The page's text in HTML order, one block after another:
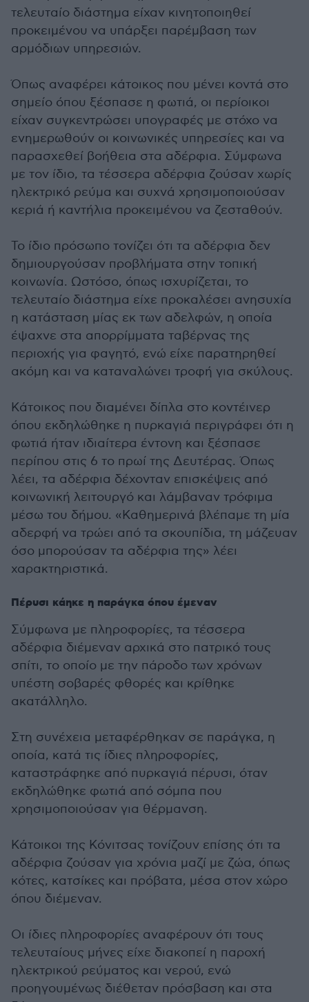
τελευταίο διάστημα είχαν κινητοποιηθεί
προκειμένου να υπάρξει παρέμβαση των
αρμόδιων υπηρεσιών.
Όπως αναφέρει κάτοικος που μένει κοντά στο
σημείο όπου ξέσπασε η φωτιά, οι περίοικοι
είχαν συγκεντρώσει υπογραφές με στόχο να
ενημερωθούν οι κοινωνικές υπηρεσίες και να
παρασχεθεί βοήθεια στα αδέρφια. Σύμφωνα
με τον ίδιο, τα τέσσερα αδέρφια ζούσαν χωρίς
ηλεκτρικό ρεύμα και συχνά χρησιμοποιούσαν
κεριά ή καντήλια προκειμένου να ζεσταθούν.
Το ίδιο πρόσωπο τονίζει ότι τα αδέρφια δεν
δημιουργούσαν προβλήματα στην τοπική
κοινωνία. Ωστόσο, όπως ισχυρίζεται, το
τελευταίο διάστημα είχε προκαλέσει ανησυχία
η κατάσταση μίας εκ των αδελφών, η οποία
έψαχνε στα απορρίμματα ταβέρνας της
περιοχής για φαγητό, ενώ είχε παρατηρηθεί
ακόμη και να καταναλώνει τροφή για σκύλους.
Κάτοικος που διαμένει δίπλα στο κοντέινερ
όπου εκδηλώθηκε η πυρκαγιά περιγράφει ότι η
φωτιά ήταν ιδιαίτερα έντονη και ξέσπασε
περίπου στις 6 το πρωί της Δευτέρας. Όπως
λέει, τα αδέρφια δέχονταν επισκέψεις από
κοινωνική λειτουργό και λάμβαναν τρόφιμα
μέσω του δήμου. «Καθημερινά βλέπαμε τη μία
αδερφή να τρώει από τα σκουπίδια, τη μάζευαν
όσο μπορούσαν τα αδέρφια της» λέει
χαρακτηριστικά.
Πέρυσι κάηκε η παράγκα όπου έμεναν
Σύμφωνα με πληροφορίες, τα τέσσερα
αδέρφια διέμεναν αρχικά στο πατρικό τους
σπίτι, το οποίο με την πάροδο των χρόνων
υπέστη σοβαρές φθορές και κρίθηκε
ακατάλληλο.
Στη συνέχεια μεταφέρθηκαν σε παράγκα, η
οποία, κατά τις ίδιες πληροφορίες,
καταστράφηκε από πυρκαγιά πέρυσι, όταν
εκδηλώθηκε φωτιά από σόμπα που
χρησιμοποιούσαν για θέρμανση.
Κάτοικοι της Κόνιτσας τονίζουν επίσης ότι τα
αδέρφια ζούσαν για χρόνια μαζί με ζώα, όπως
κότες, κατσίκες και πρόβατα, μέσα στον χώρο
όπου διέμεναν.
Οι ίδιες πληροφορίες αναφέρουν ότι τους
τελευταίους μήνες είχε διακοπεί η παροχή
ηλεκτρικού ρεύματος και νερού, ενώ
προηγουμένως διέθεταν πρόσβαση και στα